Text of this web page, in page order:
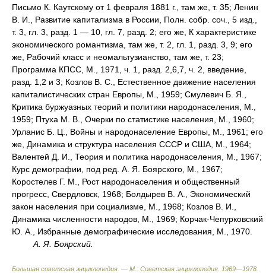
Письмо К. Каутскому от 1 февраля 1881 г., там же, т. 35; Ленин
В. И., Развитие капитализма в России, Полн. собр. соч., 5 изд.,
т. 3, гл. 3, разд. 1 — 10, гл. 7, разд. 2; его же, К характеристике
экономического романтизма, там же, т. 2, гл. 1, разд. 3, 9; его
же, Рабочий класс и неомальтузианство, там же, т. 23;
Программа КПСС, М., 1971, ч. 1, разд. 2,6,7, ч. 2, введение,
разд. 1,2 и 3; Козлов В. С., Естественное движение населения
капиталистических стран Европы, М., 1959; Смулевич Б. Я.,
Критика буржуазных теорий и политики народонаселения, М.,
1959; Птуха М. В., Очерки по статистике населения, М., 1960;
Урланис Б. Ц., Войны и народонаселение Европы, М., 1961; его
же, Динамика и структура населения СССР и США, М., 1964;
Валентей Д. И., Теория и политика народонаселения, М., 1967;
Курс демографии, под ред. А. Я. Боярского, М., 1967;
Коростелев Г. М., Рост народонаселения и общественный
прогресс, Свердловск, 1968; Болдырев В. А., Экономический
закон населения при социализме, М., 1968; Козлов В. И.,
Динамика численности народов, М., 1969; Корчак-Чепурковский
Ю. А., Избранные демографические исследования, М., 1970.
А. Я. Боярский.
Большая советская энциклопедия. — М.: Советская энциклопедия 1969—1978